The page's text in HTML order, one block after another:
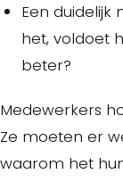
Een
het, voldoet
beter?
Medewerkers
Ze moeten er
waarom het